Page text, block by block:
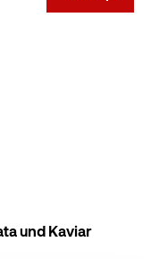
und Kaviar